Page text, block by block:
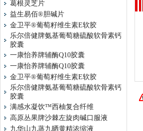
葛根灵芝片
益生易佰®胆碱片
金卫平®葡萄籽维生素E软胶
乐尔倍健牌氨基葡萄糖硫酸软骨素钙
胶囊
一康怡养牌辅酶Q10胶囊
一康怡养牌辅酶Q10胶囊
金卫平®葡萄籽维生素E软胶
乐尔倍健牌氨基葡萄糖硫酸软骨素钙
胶囊
满感水凝饮™西柚复合纤维
高原丛果牌沙棘左旋肉碱口服液
九华山九蒸九晒黄精浓缩液